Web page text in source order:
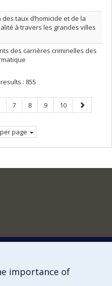
taux d’homicide et de la
à travers les grandes villes
des carrières criminelles des
: 855
Page
7 Page
8 Page
9 Page
10
Next
page
page
importance of